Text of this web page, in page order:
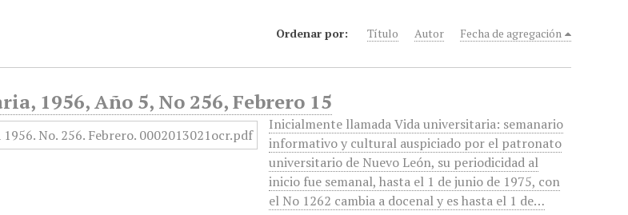
Ordenar por: Título Autor Fecha de agregación
1956, Año 5, No 256, Febrero 15
Inicialmente llamada Vida universitaria: semanario
informativo y cultural auspiciado por el patronato
universitario de Nuevo León, su periodicidad al
inicio fue semanal, hasta el 1 de junio de 1975, con
el No 1262 cambia a docenal y es hasta el 1 de…